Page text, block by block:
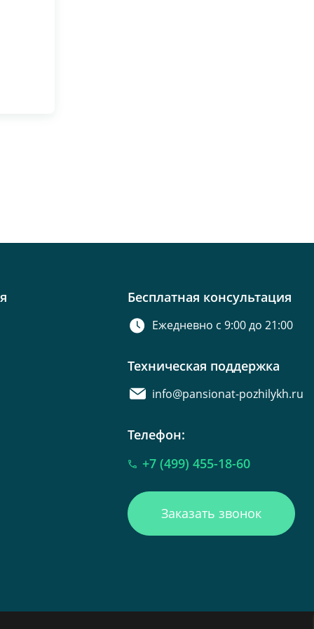
Бесплатная консультация
Ежедневно с 9:00 до 21:00
Техническая поддержка
info@pansionat-pozhilykh.ru
Телефон:
+7 (499) 455-18-60
Заказать звонок